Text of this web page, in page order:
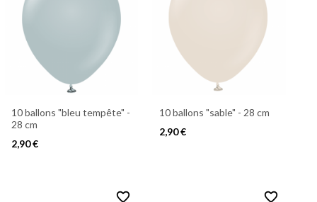
10 ballons "bleu tempête" -
28 cm
2,90 €
10 ballons "sable" - 28 cm
2,90 €
favorite_border favorite_border